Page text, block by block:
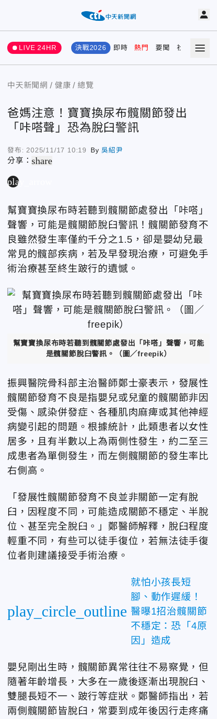
LIVE 24HR 決戰2026 即時 熱門 要聞 社會 娛樂
中天新聞網 健康 總覽
爸媽注意！寶寶換尿布髖關節發出
「咔嗒聲」恐為脫臼警訊
發布: 2025/11/17 10:19 By吳紹尹
分享：share
play_arrow
幫寶寶換尿布時若聽到髖關節處發出「咔嗒」
聲響，可能是髖關節脫臼警訊！髖關節發育不
良雖然發生率僅約千分之1.5，卻是嬰幼兒最
常見的髖部疾病，若及早發現治療，可避免手
術治療甚至終生跛行的遺憾。
幫寶寶換尿布時若聽到髖關節處發出「咔嗒」聲響，可能
是髖關節脫臼警訊。（圖／freepik）
振興醫院骨科部主治醫師鄭士豪表示，發展性
髖關節發育不良是指嬰兒或兒童的髖關節非因
受傷、感染併發症、各種肌肉麻痺或其他神經
病變引起的問題。根據統計，此類患者以女性
居多，且有半數以上為兩側性發生，約二至三
成患者為單側發生，而左側髖關節的發生率比
右側高。
「發展性髖關節發育不良並非關節一定有脫
臼，因程度不同，可能造成關節不穩定、半脫
位、甚至完全脫臼。」鄭醫師解釋，脫臼程度
輕重不同，有些可以徒手復位，若無法徒手復
位者則建議接受手術治療。
play_circle_outline
就怕小孩長短
腳、動作遲緩！
醫曝1招治髖關節
不穩定：恐「4原
因」造成
嬰兒剛出生時，髖關節異常往往不易察覺，但
隨著年齡增長，大多在一歲後逐漸出現脫臼、
雙腿長短不一、跛行等症狀。鄭醫師指出，若
兩側髖關節皆脫臼，常要到成年後因行走疼痛